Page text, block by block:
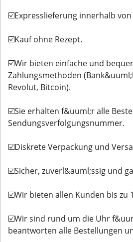
☑️Expresslieferung innerhalb von
☑️Kauf ohne Rezept.
☑️Wir bieten einfache und
Zahlungsmethoden
Revolut, Bitcoin).
☑️Sie erhalten f&uuml;r alle
Sendungsverfolgungsnummer.
☑️Diskrete Verpackung und
☑️Sicher, zuverl&auml;ssig und
☑️Wir bieten allen Kunden bis zu
☑️Wir sind rund um die Uhr
beantworten alle Bestellungen